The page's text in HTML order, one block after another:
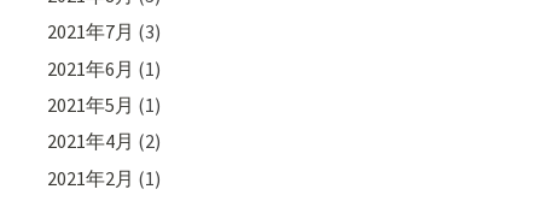
2021年7月 (3)
2021年6月 (1)
2021年5月 (1)
2021年4月 (2)
2021年2月 (1)